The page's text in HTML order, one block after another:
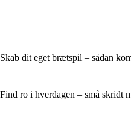
Skab dit eget brætspil – sådan
Find ro i hverdagen – små skridt